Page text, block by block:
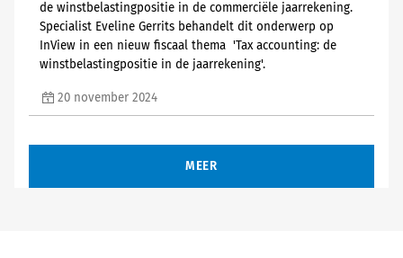
de winstbelastingpositie in de commerciële jaarrekening.
Specialist Eveline Gerrits behandelt dit onderwerp op
InView in een nieuw fiscaal thema 'Tax accounting: de
winstbelastingpositie in de jaarrekening'.
20 november 2024
MEER